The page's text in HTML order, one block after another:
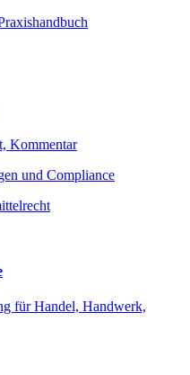
Kommentar
und Compliance
für Handel, Handwerk,